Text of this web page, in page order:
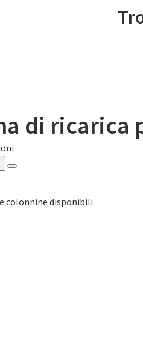
di ricarica
colonnine disponibili